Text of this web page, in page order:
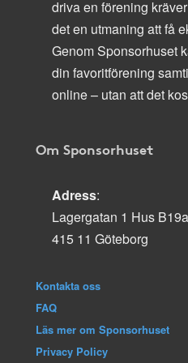
driva en förening
det en utmaning att få
Genom Sponsorhuset
din favoritförening
online – utan att det
Om Sponsorhuset
Adress:
Lagergatan 1 Hus
415 11 Göteborg
Kontakta oss
FAQ
Läs mer om Sponsorhuset
Privacy Policy